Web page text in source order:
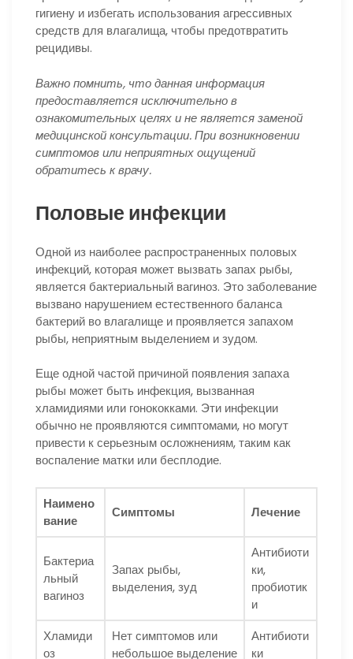
гигиену и избегать использования агрессивных
средств для влагалища, чтобы предотвратить
рецидивы.
Важно помнить, что данная информация
предоставляется исключительно в
ознакомительных целях и не является заменой
медицинской консультации. При возникновении
симптомов или неприятных ощущений
обратитесь к врачу.
Половые инфекции
Одной из наиболее распространенных половых
инфекций, которая может вызвать запах рыбы,
является бактериальный вагиноз. Это заболевание
вызвано нарушением естественного баланса
бактерий во влагалище и проявляется запахом
рыбы, неприятным выделением и зудом.
Еще одной частой причиной появления запаха
рыбы может быть инфекция, вызванная
хламидиями или гонококками. Эти инфекции
обычно не проявляются симптомами, но могут
привести к серьезным осложнениям, таким как
воспаление матки или бесплодие.
Наимено
вание
Симптомы Лечение
Бактериа
льный
вагиноз
Запах рыбы,
выделения, зуд
Антибиоти
ки,
пробиотик
и
Хламиди
оз
Нет симптомов или
небольшое выделение
Антибиоти
ки